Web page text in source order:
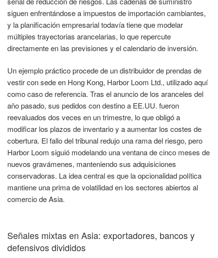
siguen enfrentándose a impuestos de importación cambiantes,
y la planificación empresarial todavía tiene que modelar
múltiples trayectorias arancelarias, lo que repercute
directamente en las previsiones y el calendario de inversión.
Un ejemplo práctico procede de un distribuidor de prendas de
vestir con sede en Hong Kong, Harbor Loom Ltd., utilizado aquí
como caso de referencia. Tras el anuncio de los aranceles del
año pasado, sus pedidos con destino a EE.UU. fueron
reevaluados dos veces en un trimestre, lo que obligó a
modificar los plazos de inventario y a aumentar los costes de
cobertura. El fallo del tribunal redujo una rama del riesgo, pero
Harbor Loom siguió modelando una ventana de cinco meses de
nuevos gravámenes, manteniendo sus adquisiciones
conservadoras. La idea central es que la opcionalidad política
mantiene una prima de volatilidad en los sectores abiertos al
comercio de Asia.
Señales mixtas en Asia: exportadores, bancos y
defensivos divididos